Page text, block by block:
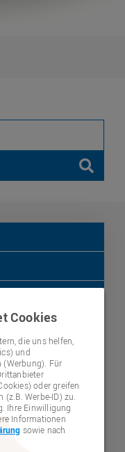
Cookies
die uns helfen,
und
(Werbung). Für
oder greifen
Werbe-ID) zu.
Ihre Einwilligung
Informationen
sowie nach